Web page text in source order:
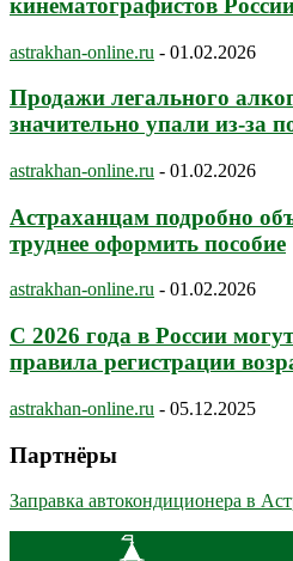
кинематографистов
astrakhan-online.ru - 01.02.2026
Продажи легального
значительно упали из-за
astrakhan-online.ru - 01.02.2026
Астраханцам подробно
труднее оформить пособие
astrakhan-online.ru - 01.02.2026
С 2026 года в России
правила регистрации
astrakhan-online.ru - 05.12.2025
Партнёры
Заправка автокондиционера в